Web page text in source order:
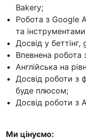
Bakery;
Робота з Google
та
Досвід у
Впевнена робота
Англійська на
Досвід роботи з
буде плюсом;
Досвід роботи з
Ми цінуємо: